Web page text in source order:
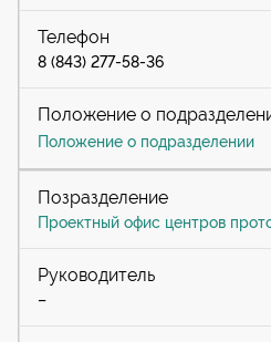
8 (843) 277-58-36
Положение о подразделении
Проектный офис центров
–